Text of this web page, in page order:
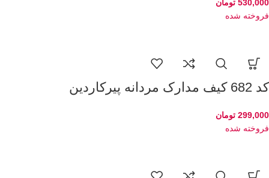
530,000 تومان
فروخته شده
کد 682 کیف مدارک مردانه پیرکاردین
299,000 تومان
فروخته شده